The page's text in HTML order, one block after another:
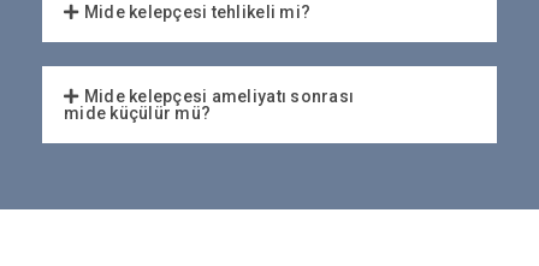
Mide kelepçesi tehlikeli mi?
Mide kelepçesi ameliyatı sonrası
mide küçülür mü?